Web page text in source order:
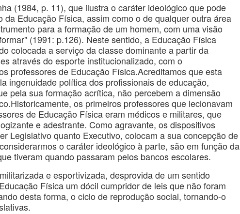
(1984, p. 11), que ilustra o caráter ideológico que pode
da Educação Física, assim como o de qualquer outra área
para a formação de um homem, com uma visão
(1991: p.126). Neste sentido, a Educação Física
colocada a serviço da classe dominante a partir da
através do esporte institucionalizado, com o
professores de Educação Física.Acreditamos que esta
ingenuidade política dos profissionais de educação,
pela sua formação acrítica, não percebem a dimensão
os primeiros professores que lecionavam
de Educação Física eram médicos e militares, que
e adestrante. Como agravante, os dispositivos
Legislativo quanto Executivo, colocam a sua concepção de
o caráter ideológico à parte, são em função da
tiveram quando passaram pelos bancos escolares.
e esportivizada, desprovida de um sentido
Física um dócil cumpridor de leis que não foram
desta forma, o ciclo de reprodução social, tornando-o